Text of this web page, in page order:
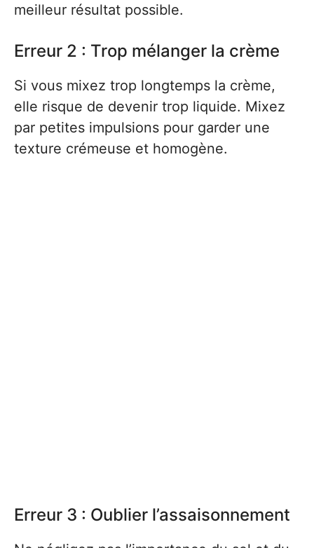
meilleur résultat possible.
Erreur 2 : Trop mélanger la crème
Si vous mixez trop longtemps la crème,
elle risque de devenir trop liquide. Mixez
par petites impulsions pour garder une
texture crémeuse et homogène.
Erreur 3 : Oublier l’assaisonnement